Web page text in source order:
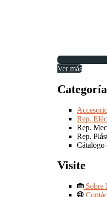
Ver más
Rep.
Rep.
Rep.
Cátalogo
Visite
Sobre